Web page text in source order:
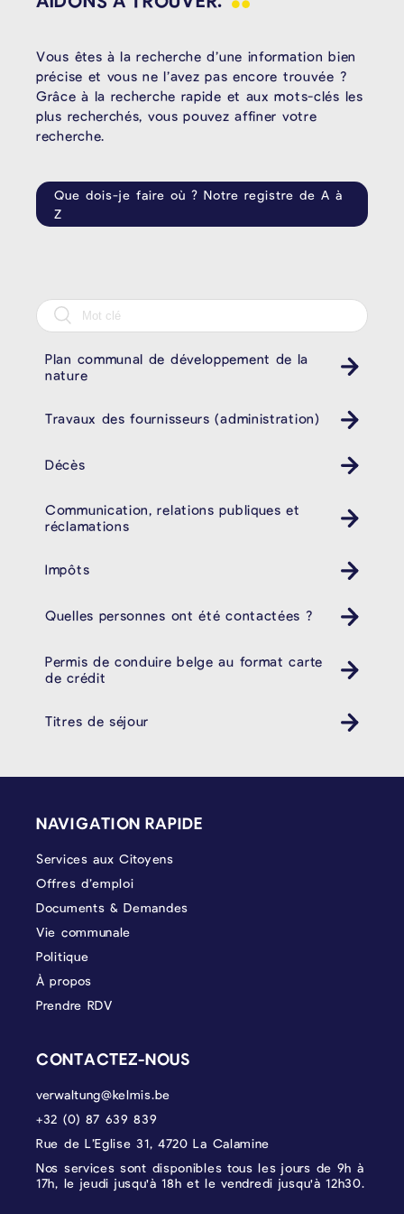
Vous êtes à la recherche d’une information bien
précise et vous ne l’avez pas encore trouvée ?
Grâce à la recherche rapide et aux mots-clés les
plus recherchés, vous pouvez affiner votre
recherche.
Que dois-je faire où ? Notre registre de A à
Z
Plan communal de développement de la
nature
Travaux des fournisseurs (administration)
Décès
Communication, relations publiques et
réclamations
Impôts
Quelles personnes ont été contactées ?
Permis de conduire belge au format carte
de crédit
Titres de séjour
NAVIGATION RAPIDE
Services aux Citoyens
Offres d’emploi
Documents & Demandes
Vie communale
Politique
À propos
Prendre RDV
CONTACTEZ-NOUS
verwaltung@kelmis.be
+32 (0) 87 639 839
Rue de L’Eglise 31, 4720 La Calamine
Nos services sont disponibles tous les jours de 9h à
17h, le jeudi jusqu'à 18h et le vendredi jusqu'à 12h30.